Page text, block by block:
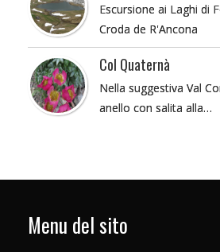
Escursione ai Laghi di
Croda de R'Ancona
Col Quaternà
Nella suggestiva Val
anello con salita alla…
Menu del sito